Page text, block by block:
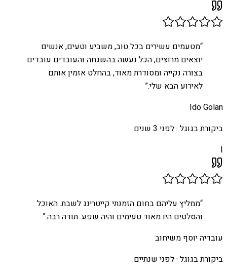
“מטעמים עשירים בכל טוב, משביע וטעים, אנשים
יוצאים מרוצים, הכל נעשה בהשגחה והעובדים עובדים
בצורה נקייה ומסודרת מאוד, בהחלט אזמין אותם
לאירוע הבא שלי.”
Ido Golan
ביקורת בגוגל ·לפני 3 שנים
I
“ממליץ עליהם בחום הזמנתי קייטרינג לשבת. האוכל
והסלטים היו מאוד טעימים והיה שפע. תודה רבה.”
עובדיה יוסף משיחוב
ביקורת בגוגל ·לפני שנתיים